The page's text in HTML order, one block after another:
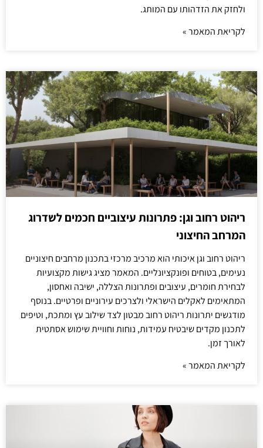
ולחזק את הזדהותו עם המותג.
לקריאת המאמר »
ריהוט רחוב וגן: פתרונות עיצוביים חכמים לשדרוג
המרחב החיצוני
ריהוט רחוב וגן איכותי הוא מרכיב מרכזי בתכנון מרחבים חיצוניים
נעימים, בטוחים ופונקציונליים. המאמר מציג גישות מקצועיות
לבחירת חומרים, עיצובים ופתרונות הצללה, ישיבה ואחסון,
המתאימים לאקלים הישראלי ולצרכים עירוניים ופרטיים. בנוסף
מודגשים יתרונות ריהוט רחוב מבטון לצד שילוב עץ ומתכת, וטיפים
לתכנון מקדים שיבטיח עמידות, נוחות וחוויית שימוש אסתטית
לאורך זמן.
לקריאת המאמר »